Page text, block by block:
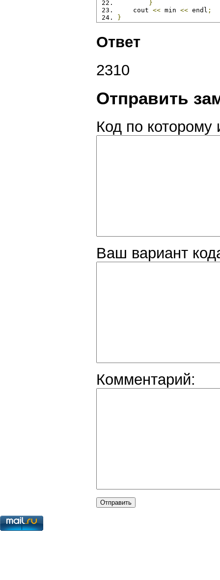
}
    cout
<< min << endl ;
}
Ответ
2310
Отправить
Код по которому
Ваш вариант
Комментарий: